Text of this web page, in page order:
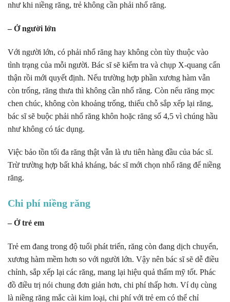
như khi niềng răng, trẻ không cần phải nhổ răng.
– Ở người lớn
Với người lớn, có phải nhổ răng hay không còn tùy thuộc vào
tình trạng của mỗi người. Bác sĩ sẽ kiểm tra và chụp X-quang cẩn
thận rồi mới quyết định. Nếu trường hợp phần xương hàm vẫn
còn trống, răng thưa thì không cần nhổ răng. Còn nếu răng mọc
chen chúc, không còn khoảng trống, thiếu chỗ sắp xếp lại răng,
bác sĩ sẽ buộc phải nhổ răng khôn hoặc răng số 4,5 vì chúng hầu
như không có tác dụng.
Việc bảo tồn tối đa răng thật vẫn là ưu tiên hàng đầu của bác sĩ.
Trừ trường hợp bất khả kháng, bác sĩ mới chọn nhổ răng để niềng
răng.
Chi phí niềng răng
– Ở trẻ em
Trẻ em đang trong độ tuổi phát triển, răng còn đang dịch chuyển,
xương hàm mềm hơn so với người lớn. Vậy nên bác sĩ sẽ dễ điều
chỉnh, sắp xếp lại các răng, mang lại hiệu quả thẩm mỹ tốt. Phác
đồ điều trị nói chung đơn giản hơn, chi phí thấp hơn. Ví dụ cùng
là niềng răng mắc cài kim loại, chi phí với trẻ em có thể chỉ